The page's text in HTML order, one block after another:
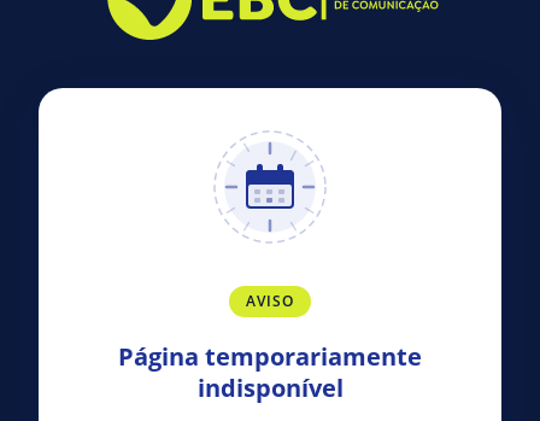
AVISO
Página temporariamente
indisponível